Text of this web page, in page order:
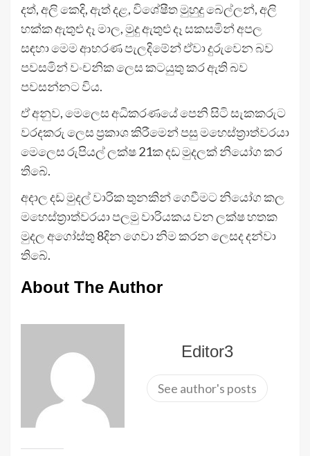
දත්, අලි කෙදි, ඇත් දළ, විශේෂීත මුහුදු බෙල්ලන්, අලි
හක්ක ඇතුළු දෑ මාල, මුදු ඇතුළු දෑ සකසමින් අපල
සඳහා මෙම ආභරණ පැලදිමේන් ඒවා දුරුවෙන බව
පවසමින් වංචනික ලෙස කටයුතු කර ඇති බව
පවසන්නට විය.
ඒ අනුව, මෙලෙස අධිකරණයේ පෙනි සිටි සැකකරුට
වරදකරු ලෙස ප්‍රකාශ කිරීමෙන් පසු මහෙස්ත්‍රාත්වරයා
මෙලෙස රුපියල් ලක්ෂ 21ක දඩ මුදලක් නියෝග කර
තිබේ.
අදාල දඩ මුදල් වාරික තුනකින් ගෙවීමට නියෝග කල
මහෙස්ත්‍රාත්වරයා පලමු වාරියකය වන ලක්ෂ හතක
මුදල අගෝස්තු 8දින ගෙවා නිම කරන ලෙසද දන්වා
තිබේ.
About The Author
Editor3
See author's posts